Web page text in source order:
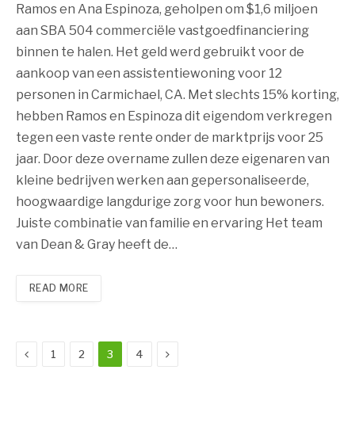
Ramos en Ana Espinoza, geholpen om $1,6 miljoen
aan SBA 504 commerciële vastgoedfinanciering
binnen te halen. Het geld werd gebruikt voor de
aankoop van een assistentiewoning voor 12
personen in Carmichael, CA. Met slechts 15% korting,
hebben Ramos en Espinoza dit eigendom verkregen
tegen een vaste rente onder de marktprijs voor 25
jaar. Door deze overname zullen deze eigenaren van
kleine bedrijven werken aan gepersonaliseerde,
hoogwaardige langdurige zorg voor hun bewoners.
Juiste combinatie van familie en ervaring Het team
van Dean & Gray heeft de…
READ MORE
Previous
1 2 3 4 Next